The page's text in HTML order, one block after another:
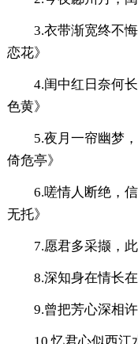
3.衣带渐宽终不
恋花》
4.闺中红日奈何
色黄》
5.夜月一帘幽梦
倚危亭》
6.嗟情人断绝，
无托》
7.愿君多采撷，
8.深知身在情长
9.曾把芳心深相